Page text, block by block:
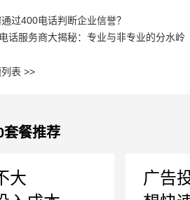
过400电话判断企业信誉？
话服务商大揭秘：专业与非专业的分水岭
表 >>
套餐推荐
大
广告